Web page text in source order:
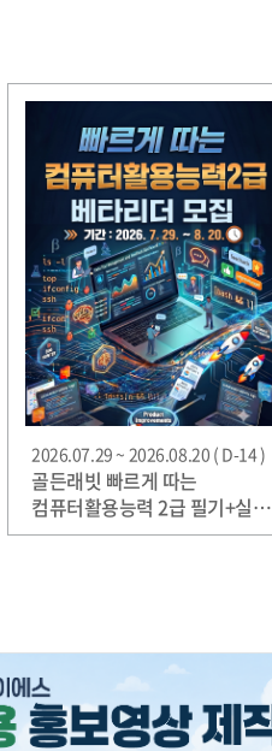
2026.07.29 ~ 2026.08.20 ( D-14 )
골든래빗 빠르게 따는
컴퓨터활용능력 2급 필기+실기
베타리더 30명 한정 모집